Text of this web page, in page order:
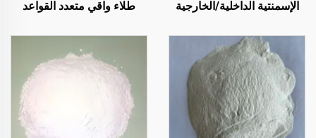
الإسمنتية الداخلية/الخارجية
ST400)، والطرق الأسفلتية،
والعزل المائي للأسفلت،
وإعادة تجديد البولي يوريثان
وحبيبات EPDM، والركائز
الإيبوكسية القابلة للذوبان في
الماء أو الزيت، والرخام،
طلاء واقي متعدد القواعد